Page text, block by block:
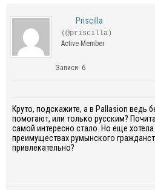
Priscilla
(@priscilla)
Active Member
Записи: 6
Круто, подскажите, а в Pallasion ведь
помогают, или только русским?
самой интересно стало. Но еще
преимуществах румынского
привлекательно?